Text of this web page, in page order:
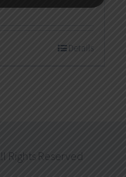
Details
Rights Reserved